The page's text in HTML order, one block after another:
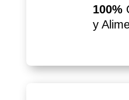
100%
y